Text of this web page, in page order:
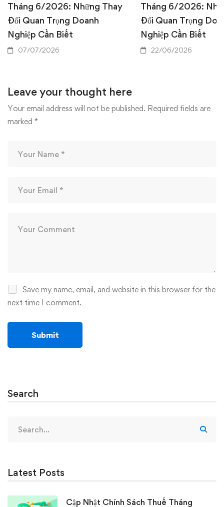
Tháng 6/2026: Những Thay
Đổi Quan Trọng Doanh
Nghiệp Cần Biết
07/07/2026
Tháng 6/2026:
Đổi Quan Trọng
Nghiệp Cần Biết
22/06/2026
Leave your thought here
Your email address will not be published. Required fields are
marked *
Save my name, email, and website in this browser for the
next time I comment.
Search
for:
Latest Posts
Cập Nhật Chính Sách Thuế Tháng